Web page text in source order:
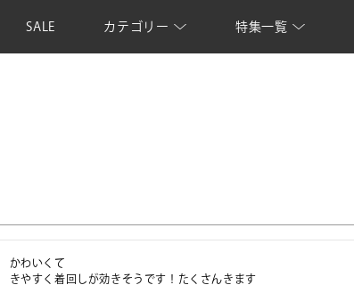
SALE カテゴリー 特集一覧
かわいくて
きやすく着回しが効きそうです！たくさんきます